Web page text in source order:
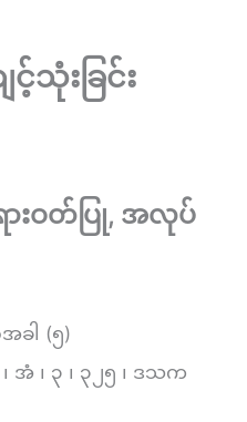
းခြင်း
းဝတ်ပြု, အလုပ်
ခါ (၅)
၊ ၃ ၊ ၃၂၅ ၊ ဒသက